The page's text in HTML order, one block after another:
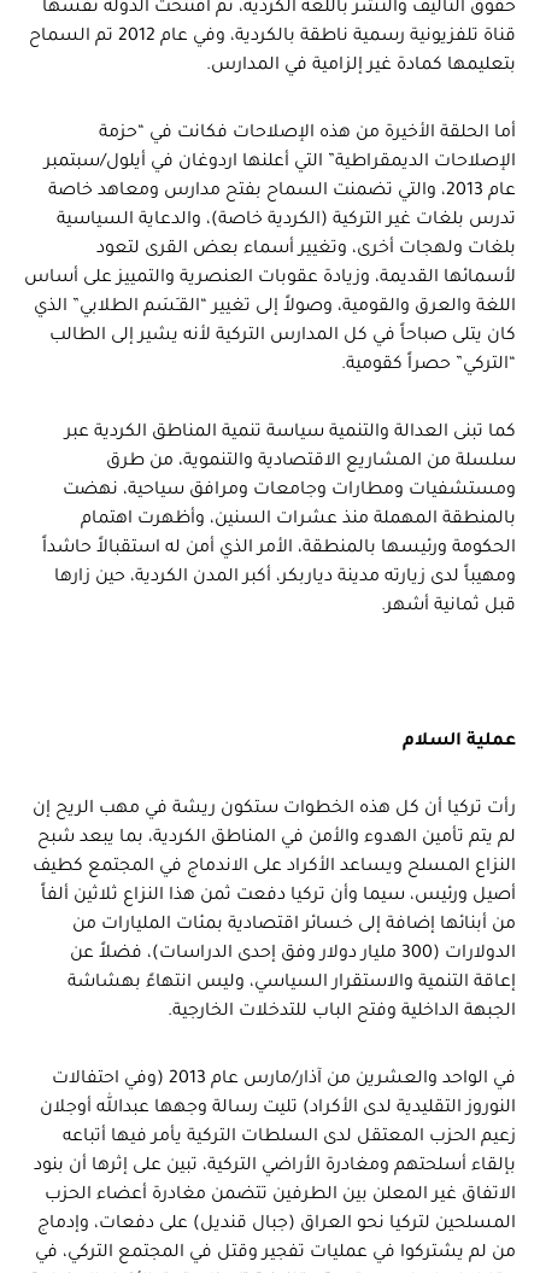
حقوق التأليف والنشر باللغة الكردية، ثم افتتحت الدولة نفسها
قناة تلفزيونية رسمية ناطقة بالكردية، وفي عام 2012 تم السماح
بتعليمها كمادة غير إلزامية في المدارس.
أما الحلقة الأخيرة من هذه الإصلاحات فكانت في “حزمة
الإصلاحات الديمقراطية” التي أعلنها اردوغان في أيلول/سبتمبر
عام 2013، والتي تضمنت السماح بفتح مدارس ومعاهد خاصة
تدرس بلغات غير التركية (الكردية خاصة)، والدعاية السياسية
بلغات ولهجات أخرى، وتغيير أسماء بعض القرى لتعود
لأسمائها القديمة، وزيادة عقوبات العنصرية والتمييز على أساس
اللغة والعرق والقومية، وصولاً إلى تغيير “القـَسَم الطلابي” الذي
كان يتلى صباحاً في كل المدارس التركية لأنه يشير إلى الطالب
“التركي” حصراً كقومية.
كما تبنى العدالة والتنمية سياسة تنمية المناطق الكردية عبر
سلسلة من المشاريع الاقتصادية والتنموية، من طرق
ومستشفيات ومطارات وجامعات ومرافق سياحية، نهضت
بالمنطقة المهملة منذ عشرات السنين، وأظهرت اهتمام
الحكومة ورئيسها بالمنطقة، الأمر الذي أمن له استقبالاً حاشداً
ومهيباً لدى زيارته مدينة دياربكر، أكبر المدن الكردية، حين زارها
قبل ثمانية أشهر.
عملية السلام
رأت تركيا أن كل هذه الخطوات ستكون ريشة في مهب الريح إن
لم يتم تأمين الهدوء والأمن في المناطق الكردية، بما يبعد شبح
النزاع المسلح ويساعد الأكراد على الاندماج في المجتمع كطيف
أصيل ورئيس، سيما وأن تركيا دفعت ثمن هذا النزاع ثلاثين ألفاً
من أبنائها إضافة إلى خسائر اقتصادية بمئات المليارات من
الدولارات (300 مليار دولار وفق إحدى الدراسات)، فضلاً عن
إعاقة التنمية والاستقرار السياسي، وليس انتهاءً بهشاشة
الجبهة الداخلية وفتح الباب للتدخلات الخارجية.
في الواحد والعشرين من آذار/مارس عام 2013 (وفي احتفالات
النوروز التقليدية لدى الأكراد) تليت رسالة وجهها عبدالله أوجلان
زعيم الحزب المعتقل لدى السلطات التركية يأمر فيها أتباعه
بإلقاء أسلحتهم ومغادرة الأراضي التركية، تبين على إثرها أن بنود
الاتفاق غير المعلن بين الطرفين تتضمن مغادرة أعضاء الحزب
المسلحين لتركيا نحو العراق (جبال قنديل) على دفعات، وإدماج
من لم يشتركوا في عمليات تفجير وقتل في المجتمع التركي، في